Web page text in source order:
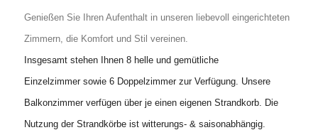
Genießen Sie Ihren Aufenthalt in unseren liebevoll eingerichteten
Zimmern, die Komfort und Stil vereinen.
Insgesamt stehen Ihnen 8 helle und gemütliche
Einzelzimmer sowie 6 Doppelzimmer zur Verfügung. Unsere
Balkonzimmer verfügen über je einen eigenen Strandkorb. Die
Nutzung der Strandkörbe ist witterungs- & saisonabhängig.